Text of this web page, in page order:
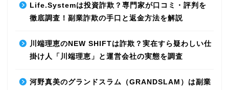
Life.Systemは投資詐欺？専門家が口コミ・評判を
徹底調査！副業詐欺の手口と返金方法を解説
川端理恵のNEW SHIFTは詐欺？実在すら疑わしい仕
掛け人「川端理恵」と運営会社の実態を調査
河野真美のグランドスラム（GRANDSLAM）は副業